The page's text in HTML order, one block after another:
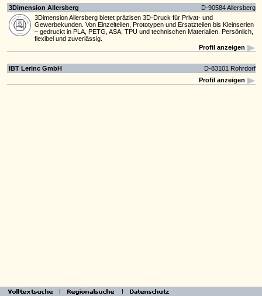
3Dimension Allersberg
D-90584 Allersberg
3Dimension Allersberg bietet präzisen 3D-Druck für Privat- und
Gewerbekunden. Von Einzelteilen, Prototypen und Ersatzteilen bis Kleinserien
– gedruckt in PLA, PETG, ASA, TPU und technischen Materialien. Persönlich,
flexibel und zuverlässig.
Profil anzeigen
IBT Lerinc GmbH
D-83101 Rohrdorf
Profil anzeigen